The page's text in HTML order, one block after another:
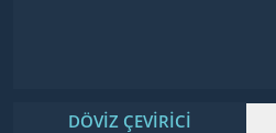
DÖVİZ ÇEVİRİCİ